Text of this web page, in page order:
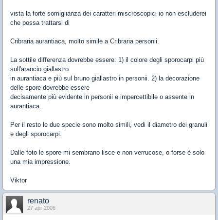
vista la forte somiglianza dei caratteri miscroscopici io non escluderei
che possa trattarsi di
Cribraria aurantiaca, molto simile a Cribraria personii.
La sottile differenza dovrebbe essere: 1) il colore degli sporocarpi più
sull'arancio giallastro
in aurantiaca e più sul bruno giallastro in personii. 2) la decorazione
delle spore dovrebbe essere
decisamente più evidente in personii e impercettibile o assente in
aurantiaca.
Per il resto le due specie sono molto simili, vedi il diametro dei granuli
e degli sporocarpi.
Dalle foto le spore mi sembrano lisce e non verrucose, o forse è solo
una mia impressione.
Viktor
renato
27 apr 2006